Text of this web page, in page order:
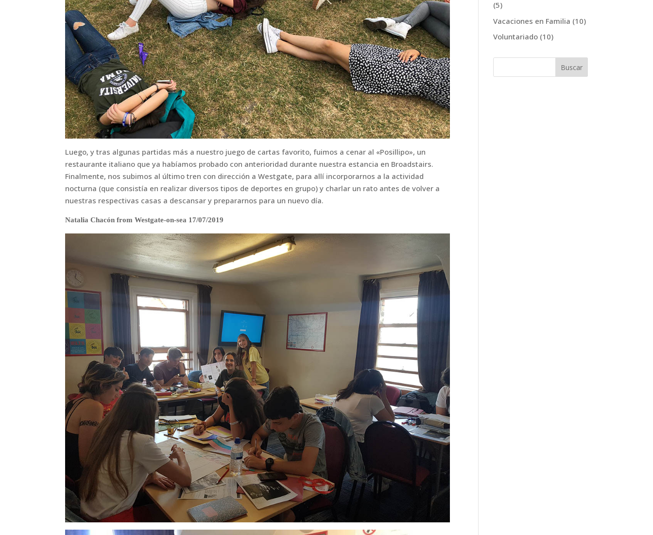
Luego, y tras algunas partidas más a nuestro juego de cartas favorito, fuimos a cenar al «Posillipo», un
restaurante italiano que ya habíamos probado con anterioridad durante nuestra estancia en Broadstairs.
Finalmente, nos subimos al último tren con dirección a Westgate, para allí incorporarnos a la actividad
nocturna (que consistía en realizar diversos tipos de deportes en grupo) y charlar un rato antes de volver a
nuestras respectivas casas a descansar y prepararnos para un nuevo día.
Natalia Chacón from Westgate-on-sea 17/07/2019
(5)
Vacaciones en Familia (10)
Voluntariado (10)